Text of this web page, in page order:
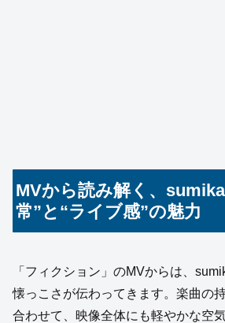
MVから読み解く、
常”と“ライブ感”の魅力
「フィクション」のMVからは、
懐っこさが伝わってきます。楽曲の
合わせて、映像全体にも軽やかな空